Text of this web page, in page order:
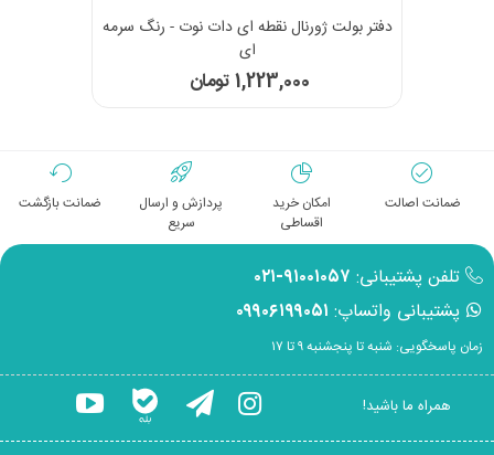
دفتر بولت ژورنال نقطه ای دات نوت - رنگ سرمه
ای
1,223,000 تومان
ضمانت اصالت
امکان خرید
اقساطی
پردازش و ارسال
سریع
ضمانت بازگشت
تلفن پشتیبانی: ۹۱۰۰۱۰۵۷-۰۲۱
پشتیبانی واتساپ: ۰۹۹۰۶۱۹۹۰۵۱
زمان پاسخگویی: شنبه تا پنجشنبه ۹ تا ۱۷
همراه ما باشید!